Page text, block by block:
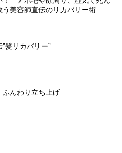
う美容師直伝のリカバリー術
髪リカバリー”
んわり立ち上げ